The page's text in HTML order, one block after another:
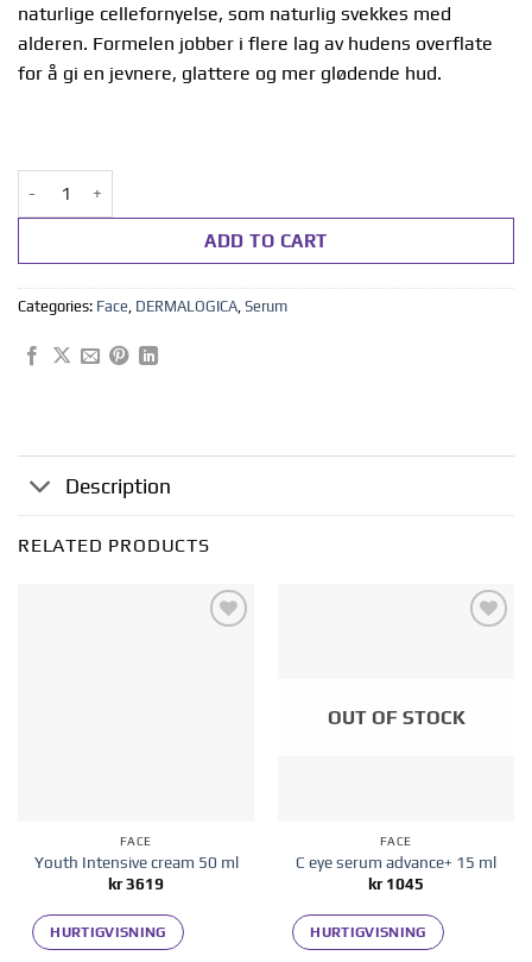
naturlige cellefornyelse, som naturlig svekkes med
alderen. Formelen jobber i flere lag av hudens overflate
for å gi en jevnere, glattere og mer glødende hud.
ADD TO CART
Categories: Face, DERMALOGICA, Serum
Description
RELATED PRODUCTS
FACE
Youth Intensive cream 50 ml
kr3619
HURTIGVISNING
OUT OF STOCK
FACE
C eye serum advance+ 15 ml
kr1045
HURTIGVISNING